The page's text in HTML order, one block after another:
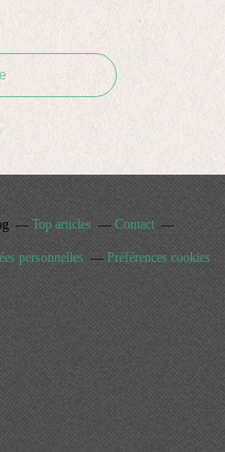
Top articles Contact
personnelles Préférences cookies